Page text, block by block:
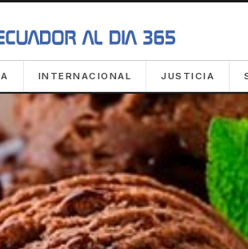
INTERNACIONAL JUSTICIA